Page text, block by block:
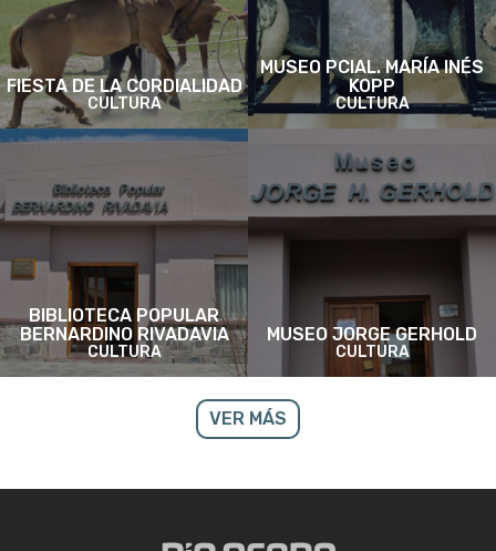
FIESTA DE LA CORDIALIDAD
CULTURA
MUSEO PCIAL. MARÍA INÉS
KOPP
CULTURA
BIBLIOTECA POPULAR
BERNARDINO RIVADAVIA
CULTURA
MUSEO JORGE GERHOLD
CULTURA
VER MÁS